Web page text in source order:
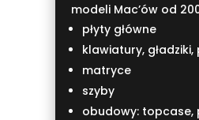
modeli Mac’ów od
płyty główne
klawiatury,
matryce
szyby
obudowy: topcase,